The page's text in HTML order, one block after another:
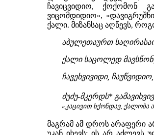
ჩავიცვიდიო, ქოქომონ
ვიცომდიდიო»,
ქალი. მიზანსაც აღწევს,
აბულეთაურთ
ქალი საცოლედ
ჩავეხვივიდი, ჩაუწვიდიო,
ძუძუ-მკერდს*
«კაცივით ხქონდავ, ქალობა
მაგრამ ამ დროს არაფერი
უკან იხევს; ის არ